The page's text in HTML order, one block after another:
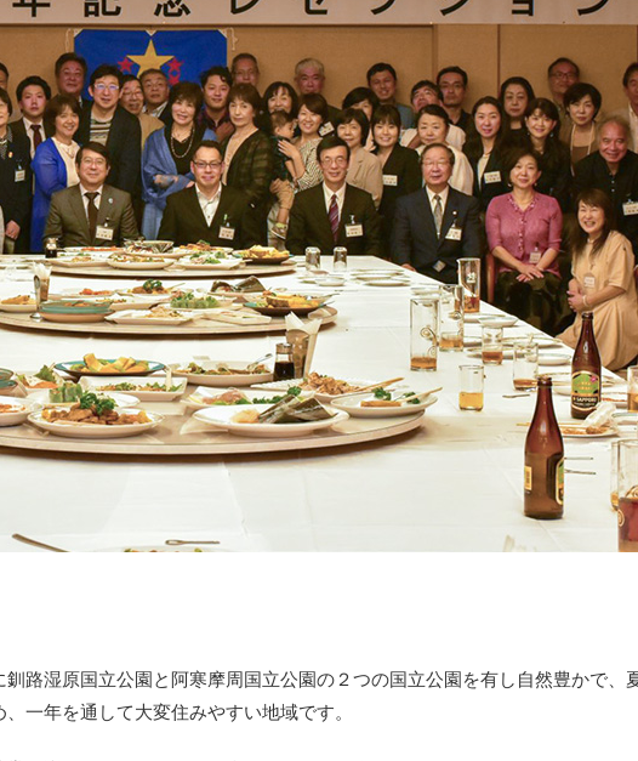
路湿原国立公園と阿寒摩周国立公園の２つの国立公園を有し自然豊かで、
一年を通して大変住みやすい地域です。